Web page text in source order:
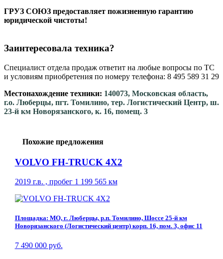
ГРУЗ СОЮЗ предоставляет пожизненную гарантию
юридической чистоты!
Заинтересовала техника?
Специалист отдела продаж ответит на любые вопросы по ТС
и условиям приобретения по номеру телефона: 8 495 589 31 29
Местонахождение техники: 140073, Московская область,
г.о. Люберцы, пгт. Томилино, тер. Логистический Центр, ш.
23-й км Новорязанского, к. 16, помещ. 3
Похожие предложения
VOLVO FH-TRUCK 4X2
2019 г.в. , пробег 1 199 565 км
Площадка: МО, г. Люберцы, р.п. Томилино, Шоссе 25-й км
Новорязанского (Логистический центр) корп. 16, пом. 3, офис 11
7 490 000 руб.